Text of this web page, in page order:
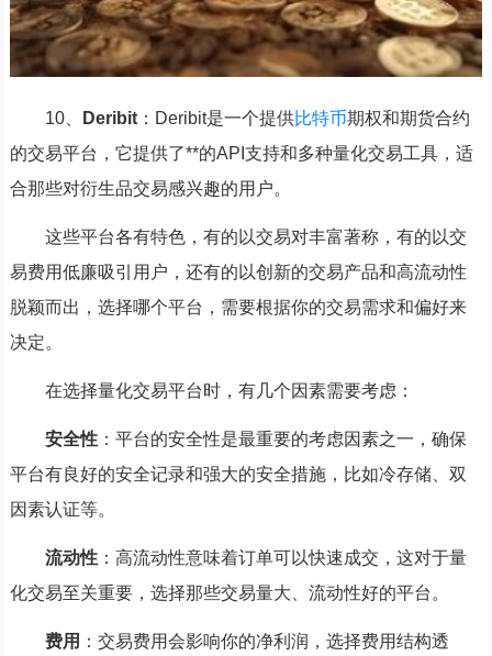
10、 Deribit：Deribit是一个提供比特币期权和期货合约
的交易平台，它提供了**的API支持和多种量化交易工具，适
合那些对衍生品交易感兴趣的用户。
这些平台各有特色，有的以交易对丰富著称，有的以交
易费用低廉吸引用户，还有的以创新的交易产品和高流动性
脱颖而出，选择哪个平台，需要根据你的交易需求和偏好来
决定。
在选择量化交易平台时，有几个因素需要考虑：
安全性：平台的安全性是最重要的考虑因素之一，确保
平台有良好的安全记录和强大的安全措施，比如冷存储、双
因素认证等。
流动性：高流动性意味着订单可以快速成交，这对于量
化交易至关重要，选择那些交易量大、流动性好的平台。
费用 ：交易费用会影响你的净利润，选择费用结构透